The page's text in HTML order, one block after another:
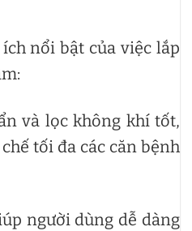
nổi bật của việc lắp
và lọc không khí tốt,
tối đa các căn bệnh
người dùng dễ dàng